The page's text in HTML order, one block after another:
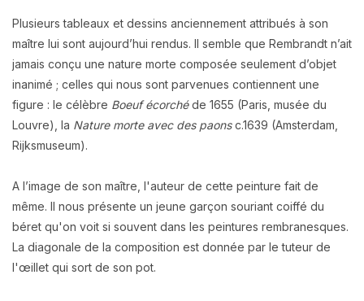
Plusieurs tableaux et dessins anciennement attribués à son
maître lui sont aujourd’hui rendus. Il semble que Rembrandt n’ait
jamais conçu une nature morte composée seulement d’objet
inanimé ; celles qui nous sont parvenues contiennent une
figure : le célèbre Boeuf écorchéde 1655 (Paris, musée du
Louvre), la Nature morte avec des paonsc.1639 (Amsterdam,
Rijksmuseum).
A l’image de son maître, l'auteur de cette peinture fait de
même. Il nous présente un jeune garçon souriant coiffé du
béret qu'on voit si souvent dans les peintures rembranesques.
La diagonale de la composition est donnée par le tuteur de
l'œillet qui sort de son pot.